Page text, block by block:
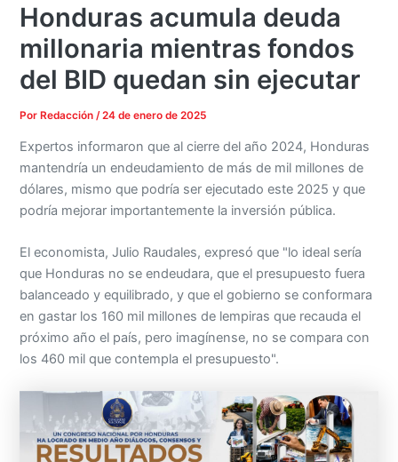
Honduras acumula deuda
millonaria mientras fondos
del BID quedan sin ejecutar
PorRedacción /24 de enero de 2025
Expertos informaron que al cierre del año 2024, Honduras
mantendría un endeudamiento de más de mil millones de
dólares, mismo que podría ser ejecutado este 2025 y que
podría mejorar importantemente la inversión pública.
El economista, Julio Raudales, expresó que "lo ideal sería
que Honduras no se endeudara, que el presupuesto fuera
balanceado y equilibrado, y que el gobierno se conformara
en gastar los 160 mil millones de lempiras que recauda el
próximo año el país, pero imagínense, no se compara con
los 460 mil que contempla el presupuesto".